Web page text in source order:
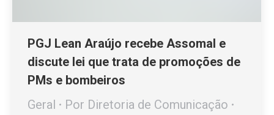
PGJ Lean Araújo recebe Assomal e
discute lei que trata de promoções de
PMs e bombeiros
Geral
Por Diretoria de Comunicação